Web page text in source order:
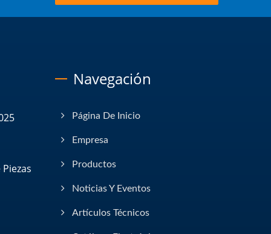
Navegación
Página De Inicio
Empresa
Productos
Noticias Y Eventos
Artículos Técnicos